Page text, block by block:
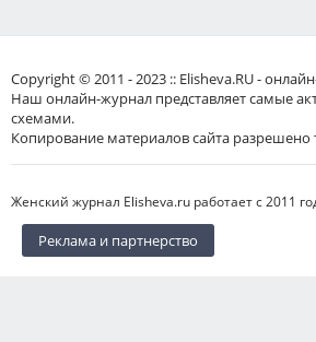
Copyright © 2011 - 2023 :: Elisheva.RU -
Наш онлайн-журнал представляет самые
схемами.
Копирование материалов сайта
Женский журнал Elisheva.ru работает с 2011
Реклама и партнерство